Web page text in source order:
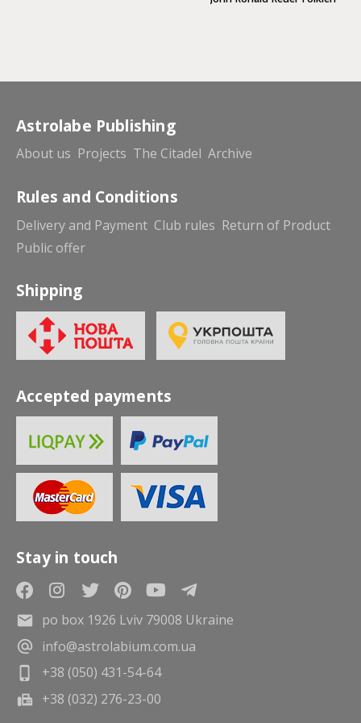
Astrolabe Publishing
About us Projects The Citadel Archive
Rules and Conditions
Delivery and Payment Club rules Return of Product
Public offer
Shipping
Accepted payments
Stay in touch
po box 1926 Lviv 79008 Ukraine
info@astrolabium.com.ua
+38 (050) 431-54-64
+38 (032) 276-23-00